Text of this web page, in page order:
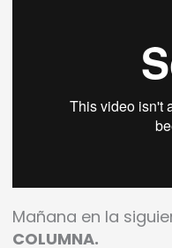
Mañana en la
COLUMNA.